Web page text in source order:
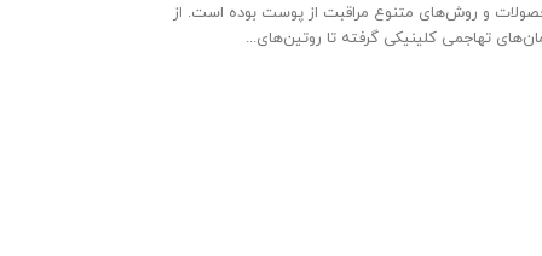
و روش‌های متنوع مراقبت از پوست بوده است. از
تهاجمی کلینیکی گرفته تا روتین‌های...